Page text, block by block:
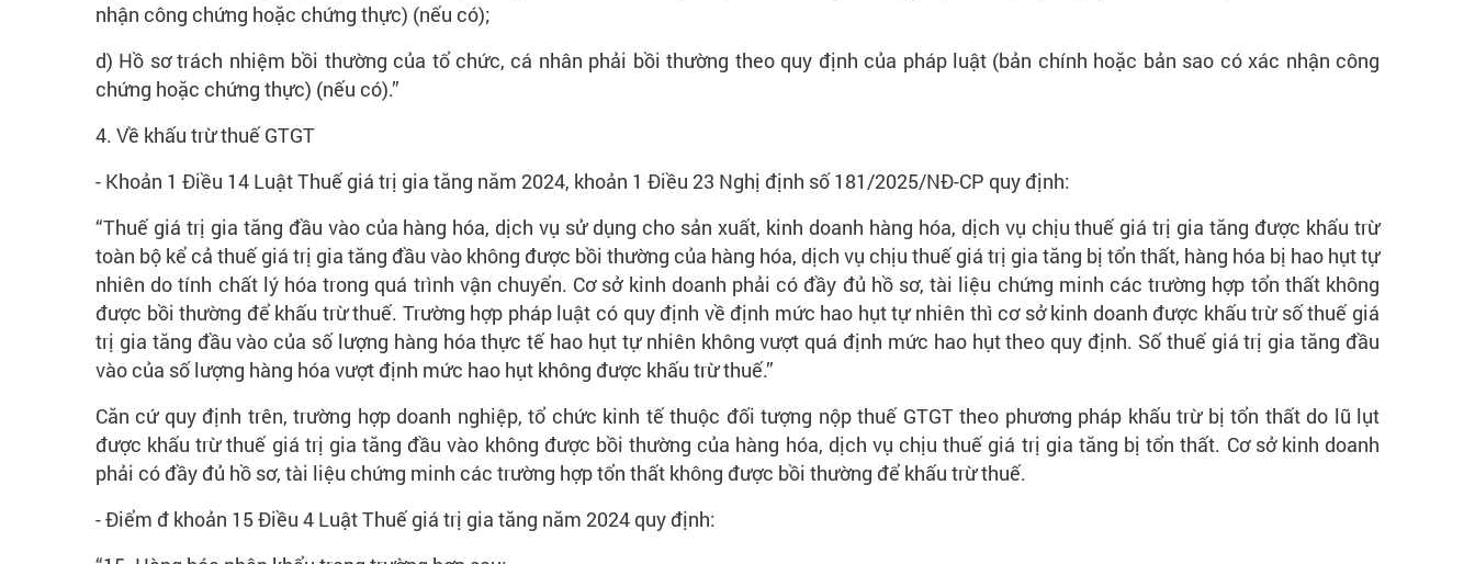
nhận công chứng hoặc chứng thực) (nếu có);
d) Hồ sơ trách nhiệm bồi thường của tổ chức, cá nhân phải bồi thường theo quy định của pháp luật (bản chính hoặc bản sao có xác nhận công
chứng hoặc chứng thực) (nếu có).”
4. Về khấu trừ thuế GTGT
- Khoản 1 Điều 14 Luật Thuế giá trị gia tăng năm 2024, khoản 1 Điều 23 Nghị định số 181/2025/NĐ-CP quy định:
“Thuế giá trị gia tăng đầu vào của hàng hóa, dịch vụ sử dụng cho sản xuất, kinh doanh hàng hóa, dịch vụ chịu thuế giá trị gia tăng được khấu trừ
toàn bộ kể cả thuế giá trị gia tăng đầu vào không được bồi thường của hàng hóa, dịch vụ chịu thuế giá trị gia tăng bị tổn thất, hàng hóa bị hao hụt tự
nhiên do tính chất lý hóa trong quá trình vận chuyển. Cơ sở kinh doanh phải có đầy đủ hồ sơ, tài liệu chứng minh các trường hợp tổn thất không
được bồi thường để khấu trừ thuế. Trường hợp pháp luật có quy định về định mức hao hụt tự nhiên thì cơ sở kinh doanh được khấu trừ số thuế giá
trị gia tăng đầu vào của số lượng hàng hóa thực tế hao hụt tự nhiên không vượt quá định mức hao hụt theo quy định. Số thuế giá trị gia tăng đầu
vào của số lượng hàng hóa vượt định mức hao hụt không được khấu trừ thuế.”
Căn cứ quy định trên, trường hợp doanh nghiệp, tổ chức kinh tế thuộc đối tượng nộp thuế GTGT theo phương pháp khấu trừ bị tổn thất do lũ lụt
được khấu trừ thuế giá trị gia tăng đầu vào không được bồi thường của hàng hóa, dịch vụ chịu thuế giá trị gia tăng bị tổn thất. Cơ sở kinh doanh
phải có đầy đủ hồ sơ, tài liệu chứng minh các trường hợp tổn thất không được bồi thường để khấu trừ thuế.
- Điểm đ khoản 15 Điều 4 Luật Thuế giá trị gia tăng năm 2024 quy định: